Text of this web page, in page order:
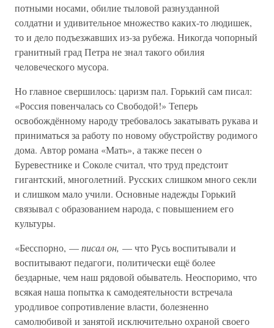
потными носами, обилие тыловой разнузданной
солдатни и удивительное множество каких-то людишек,
то и дело подъезжавших из-за рубежа. Никогда чопорный
гранитный град Петра не знал такого обилия
человеческого мусора.
Но главное свершилось: царизм пал. Горький сам писал:
«Россия повенчалась со Свободой!» Теперь
освобождённому народу требовалось закатывать рукава и
приниматься за работу по новому обустройству родимого
дома. Автор романа «Мать», а также песен о
Буревестнике и Соколе считал, что труд предстоит
гигантский, многолетний. Русских слишком много секли
и слишком мало учили. Основные надежды Горький
связывал с образованием народа, с повышением его
культуры.
«Бесспорно, —писал он, — что Русь воспитывали и
воспитывают педагоги, политически ещё более
бездарные, чем наш рядовой обыватель. Неоспоримо, что
всякая наша попытка к самодеятельности встречала
уродливое сопротивление власти, болезненно
самолюбивой и занятой исключительно охраной своего